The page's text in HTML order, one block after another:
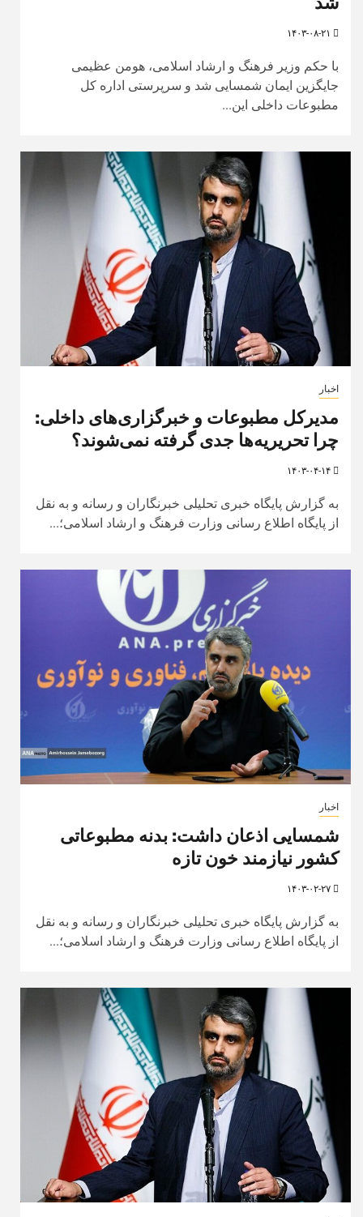
با حکم وزیر فرهنگ و ارشاد اسلامی، هومن عظیمی
جایگزین ایمان شمسایی شد و سرپرستی اداره کل
مطبوعات داخلی این...
اخبار
مدیرکل مطبوعات و خبرگزاری‌های داخلی:
چرا تحریریه‌ها جدی گرفته نمی‌شوند؟
به گزارش پایگاه خبری تحلیلی خبرنگاران و رسانه و به نقل
از پایگاه اطلاع رسانی وزارت فرهنگ و ارشاد اسلامی؛...
اخبار
شمسایی اذعان داشت: بدنه مطبوعاتی
کشور نیازمند خون تازه
به گزارش پایگاه خبری تحلیلی خبرنگاران و رسانه و به نقل
از پایگاه اطلاع رسانی وزارت فرهنگ و ارشاد اسلامی؛...